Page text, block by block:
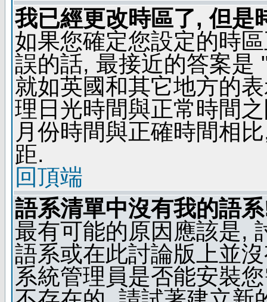
我已經更改時區了, 但是
如果您確定您設定的時
誤的話, 最接近的答案是
就如英國和其它地方的
理日光時間與正常時間
月份時間與正確時間相
距.
回頂端
語系清單中沒有我的語
最有可能的原因應該是,
語系或在此討論版上並
系統管理員是否能安裝